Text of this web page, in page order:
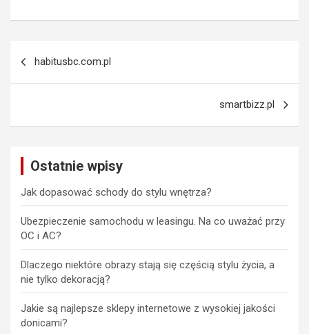
habitusbc.com.pl
smartbizz.pl
Ostatnie wpisy
Jak dopasować schody do stylu wnętrza?
Ubezpieczenie samochodu w leasingu. Na co uważać przy
OC i AC?
Dlaczego niektóre obrazy stają się częścią stylu życia, a
nie tylko dekoracją?
Jakie są najlepsze sklepy internetowe z wysokiej jakości
donicami?